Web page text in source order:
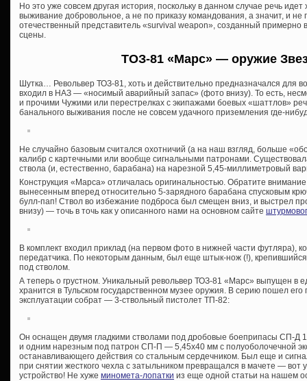
Но это уже совсем другая история, поскольку в данном случае речь
выживание добровольное, а не по приказу командования, а значит, и
отечественный представитель «survival weapon», созданный примерно
сцены.
ТОЗ-81 «Марс» — оружие
Шутка… Револьвер ТОЗ-81, хоть и действительно предназначался для
входил в НАЗ — «носимый аварийный запас» (фото внизу). То есть,
и прочими Чужими или перестрелках с экипажами боевых «шаттлов»
банального выживания после не совсем удачного приземления где-
Не случайно базовым считался охотничий (а на наш взгляд, больше
калибр с картечными или вообще сигнальными патронами.
ствола (и, естественно, барабана) на нарезной 5,45-миллиметровый
Конструкция «Марса» отличалась оригинальностью. Обратите
вынесенным вперед относительно 5-зарядного барабана спусковым
булл-пап! Ствол во избежание подброса был смещен вниз, и выстрел
внизу) — точь в точь как у описанного нами на основном сайте
В комплект входил приклад (на первом фото в нижней части футляра),
передатчика. По некоторым данным, был еще штык-нож (!),
под стволом.
А теперь о грустном. Уникальный револьвер ТОЗ-81 «Марс» выпущен в
хранится в Тульском государственном музее оружия. В серию пошел его
эксплуатации собрат — 3-ствольный пистолет ТП-82:
Он оснащен двумя гладкими стволами под дробовые боеприпасы СП-Д
и одним нарезным под патрон СП-П — 5,45х40 мм с полуоболочечной
останавливающего действия со стальным сердечником. Был еще и
при снятии жесткого чехла с затыльником превращался в мачете — вот
устройство! Не хуже миномета-лопатки из еще одной статьи на нашем